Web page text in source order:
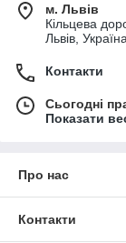
м. Львів
Кільцева
Львів, Україна
Контакти
Сьогодні
Показати
Про нас
Контакти